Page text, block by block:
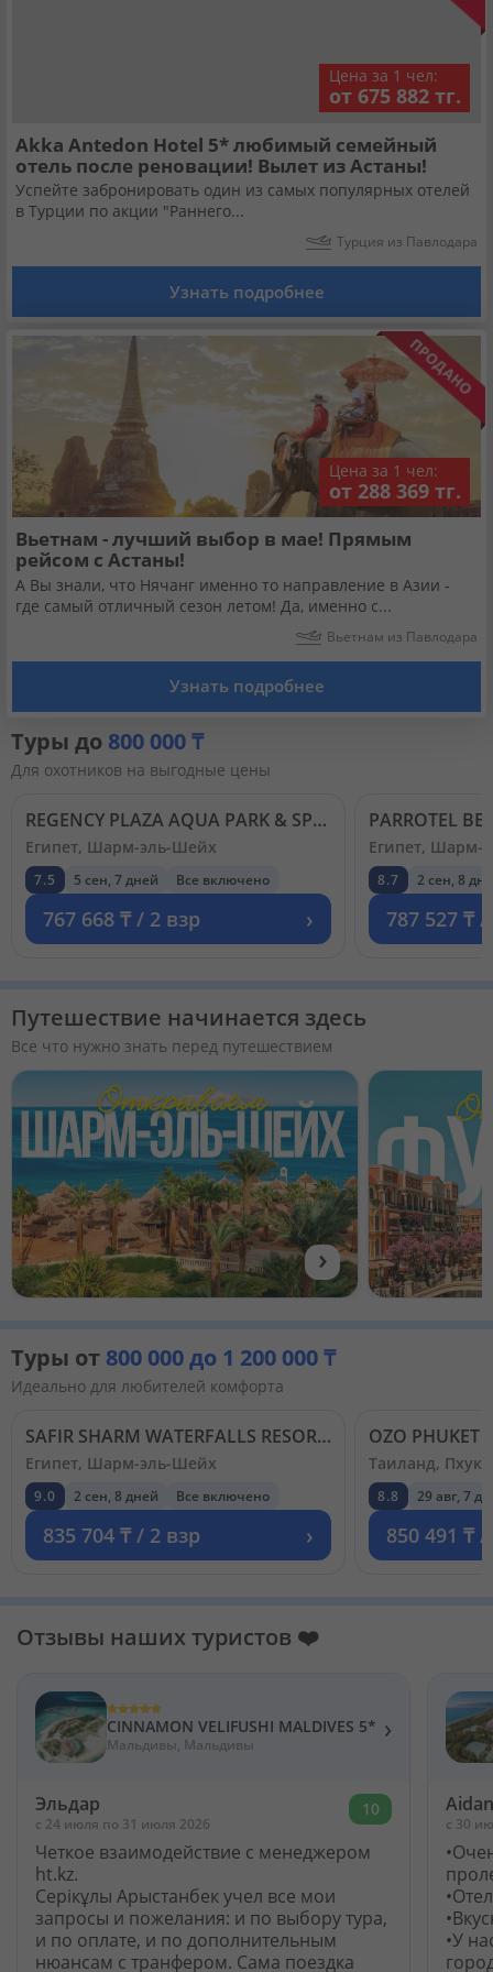
Цена за 1 чел:
от 675 882 тг.
Akka Antedon Hotel 5* любимый семейный
отель после реновации! Вылет из Астаны!
Успейте забронировать один из самых популярных отелей
в Турции по акции "Раннего...
Турция из Павлодара
Узнать подробнее
Цена за 1 чел:
от 288 369 тг.
Вьетнам - лучший выбор в мае! Прямым
рейсом с Астаны!
А Вы знали, что Нячанг именно то направление в Азии -
где самый отличный сезон летом! Да, именно с...
Вьетнам из Павлодара
Узнать подробнее
Туры до 800 000 ₸
Для охотников на выгодные цены
REGENCY PLAZA AQUA PARK & SPA 5*
Египет, Шарм-эль-Шейх
7.5 5 сен, 7 дней Все включено
767 668 ₸ / 2 взр ›
Египет, Шарм-
8.7 2 сен, 8
787 527 ₸
Путешествие начинается здесь
Все что нужно знать перед путешествием
›
Туры от 800 000 до 1 200 000 ₸
Идеально для любителей комфорта
SAFIR SHARM WATERFALLS RESORT (EX. HILTON WATERFALLS) 5*
Египет, Шарм-эль-Шейх
9.0 2 сен, 8 дней Все включено
835 704 ₸ / 2 взр ›
OZO PHUKET
Таиланд,
8.8 29 авг, 7
850 491 ₸
Отзывы наших туристов ❤️
CINNAMON VELIFUSHI MALDIVES 5*
Мальдивы, Мальдивы ›
Эльдар
c 24 июля по 31 июля 2026
10
Четкое взаимодействие с менеджером
ht.kz.
Серікұлы Арыстанбек учел все мои
запросы и пожелания: и по выбору тура,
и по оплате, и по дополнительным
нюансам с транфером. Сама поездка
c 30
•У